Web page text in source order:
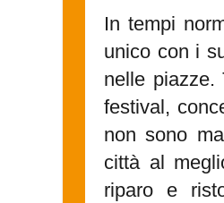
In tempi
unico con i
nelle piazze.
festival,
non sono
città al
riparo e